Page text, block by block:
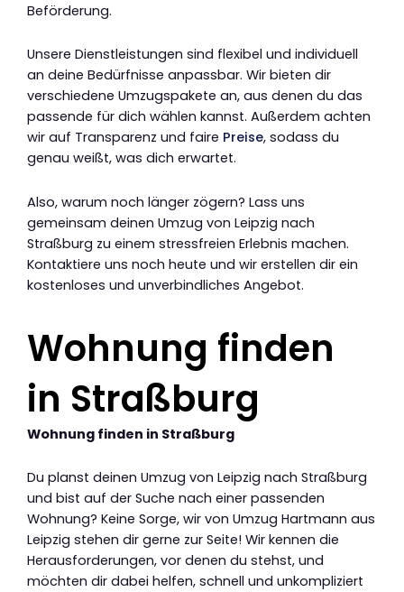
Beförderung.
Unsere Dienstleistungen sind flexibel und individuell
an deine Bedürfnisse anpassbar. Wir bieten dir
verschiedene Umzugspakete an, aus denen du das
passende für dich wählen kannst. Außerdem achten
wir auf Transparenz und faire Preise, sodass du
genau weißt, was dich erwartet.
Also, warum noch länger zögern? Lass uns
gemeinsam deinen Umzug von Leipzig nach
Straßburg zu einem stressfreien Erlebnis machen.
Kontaktiere uns noch heute und wir erstellen dir ein
kostenloses und unverbindliches Angebot.
Wohnung finden
in Straßburg
Wohnung finden in Straßburg
Du planst deinen Umzug von Leipzig nach Straßburg
und bist auf der Suche nach einer passenden
Wohnung? Keine Sorge, wir von Umzug Hartmann aus
Leipzig stehen dir gerne zur Seite! Wir kennen die
Herausforderungen, vor denen du stehst, und
möchten dir dabei helfen, schnell und unkompliziert